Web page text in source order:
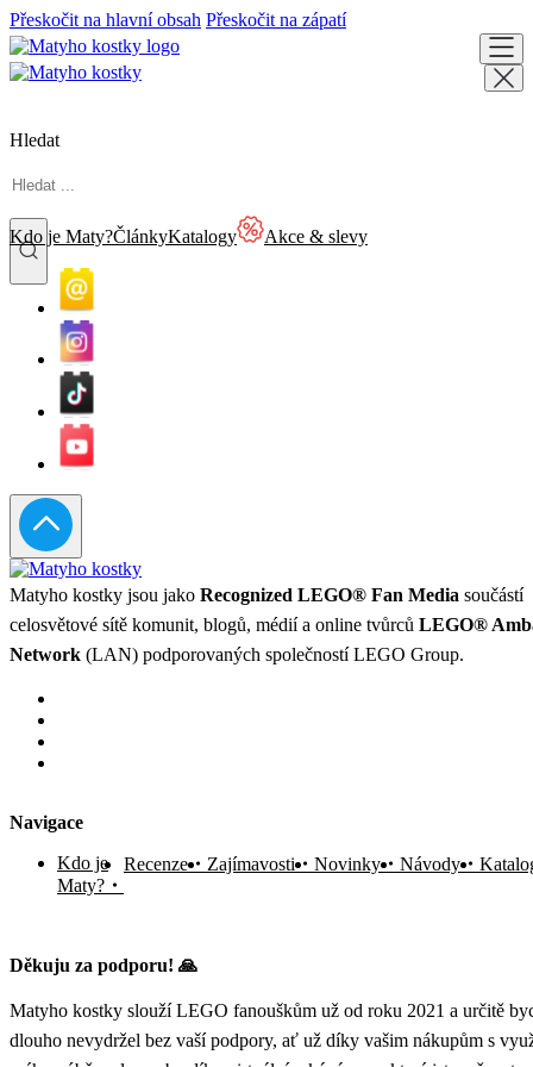
Přeskočit na hlavní obsah Přeskočit na zápatí
Hledat
Kdo je Maty?ČlánkyKatalogy Akce & slevy
Matyho kostky jsou jako Recognized LEGO® Fan Media součástí
celosvětové sítě komunit, blogů, médií a online tvůrců LEGO®
Network (LAN) podporovaných společností LEGO Group.
Navigace
Kdo je
Maty?
Recenze Zajímavosti Novinky Návody
Děkuju za podporu! 🙏
Matyho kostky slouží LEGO fanouškům už od roku 2021 a určitě
dlouho nevydržel bez vaší podpory, ať už díky vašim nákupům s